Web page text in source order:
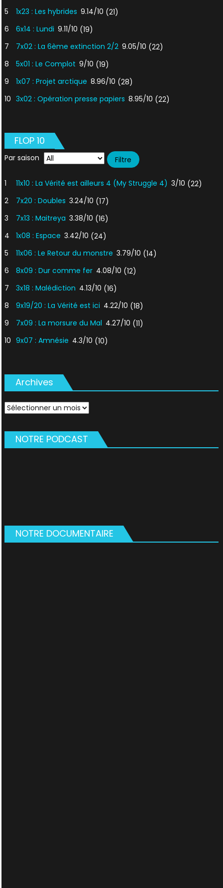
5
1x23 : Les hybrides 9.14/10 (21)
6
6x14 : Lundi 9.11/10 (19)
7
7x02 : La 6ème extinction 2/2 9.05/10 (22)
8
5x01 : Le Complot 9/10 (19)
9
1x07 : Projet arctique 8.96/10 (28)
10 3x02 : Opération presse papiers 8.95/10 (22)
FLOP 10
Par saison
1 11x10 : La Vérité est ailleurs 4 (My Struggle 4) 3/10 (22)
2
7x20 : Doubles 3.24/10 (17)
3
7x13 : Maitreya 3.38/10 (16)
4
1x08 : Espace 3.42/10 (24)
5
11x06 : Le Retour du monstre 3.79/10 (14)
6
8x09 : Dur comme fer 4.08/10 (12)
7
3x18 : Malédiction 4.13/10 (16)
8
9x19/20 : La Vérité est ici 4.22/10 (18)
9
7x09 : La morsure du Mal 4.27/10 (11)
10 9x07 : Amnésie 4.3/10 (10)
Archives
Archives
NOTRE PODCAST
NOTRE DOCUMENTAIRE